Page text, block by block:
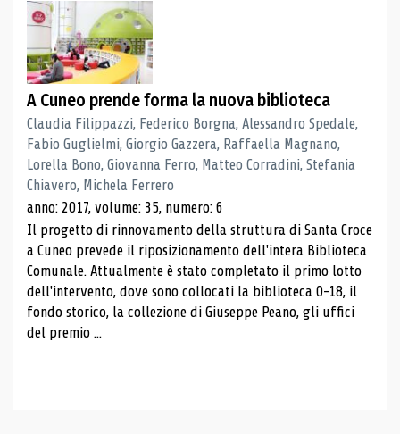
A Cuneo prende forma la nuova biblioteca
Claudia Filippazzi, Federico Borgna, Alessandro Spedale,
Fabio Guglielmi, Giorgio Gazzera, Raffaella Magnano,
Lorella Bono, Giovanna Ferro, Matteo Corradini, Stefania
Chiavero, Michela Ferrero
anno: 2017, volume: 35, numero: 6
Il progetto di rinnovamento della struttura di Santa Croce
a Cuneo prevede il riposizionamento dell'intera Biblioteca
Comunale. Attualmente è stato completato il primo lotto
dell'intervento, dove sono collocati la biblioteca 0-18, il
fondo storico, la collezione di Giuseppe Peano, gli uffici
del premio ...